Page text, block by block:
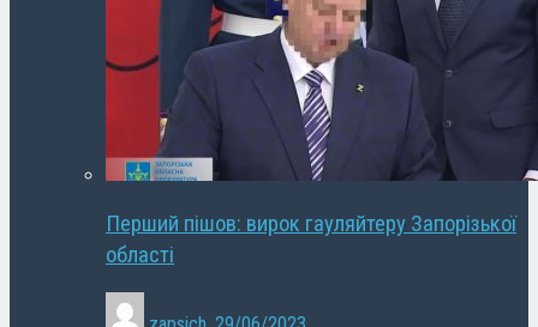
Перший пішов: вирок гауляйтеру Запорізької
області